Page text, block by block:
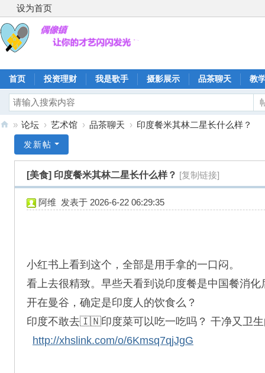
设为首页
首页 投资理财 我是歌手 摄影展示 品茶聊天 教
» 论坛 › 艺术馆 › 品茶聊天 › 印度餐米其林二星长什么样？
发新帖
[美食] 印度餐米其林二星长什么样？ [复制链接]
阿维 发表于 2026-6-22 06:29:35
小红书上看到这个，全部是用手拿的一口闷。
看上去很精致。早些天看到说印度餐是中国餐消
开在曼谷，确定是印度人的饮食么？
印度不敢去🇮🇳印度菜可以吃一吃吗？ 干净又卫
http://xhslink.com/o/6Kmsq7qjJgG